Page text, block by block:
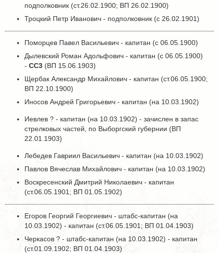
подполковник (ст.26.02.1900; ВП 26.02.1900)
Троцкий Петр Иванович - подполковник (с 26.02.1901)
Поморцев Павел Васильевич - капитан (с 06.05.1900)
Дылевский Роман Адольфович - капитан (с 06.05.1900)
- СС3 (ВП 15.06.1903)
Щербак Александр Михайлович - капитан (ст.06.05.1900;
ВП 22.10.1900)
Иносов Андрей Григорьевич - капитан (на 10.03.1902)
Иевлев ? - капитан (на 10.03.1902) - зачислен в запас
стрелковых частей, по Выборгский губернии (ВП
22.01.1903)
Лебедев Гавриил Васильевич - капитан (на 10.03.1902)
Павлов Вячеслав Михайлович - капитан (на 10.03.1902)
Воскресенский Дмитрий Николаевич - капитан
(ст.06.05.1901; ВП 01.05.1902)
Егоров Георгий Георгиевич - штабс-капитан (на
10.03.1902) - капитан (ст.06.05.1901; ВП 01.04.1903)
Черкасов ? - штабс-капитан (на 10.03.1902) - капитан
(ст.01.09.1902; ВП 01.04.1903)